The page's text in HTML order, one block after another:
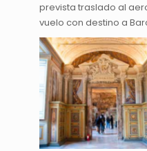
prevista traslado al
vuelo con destino a